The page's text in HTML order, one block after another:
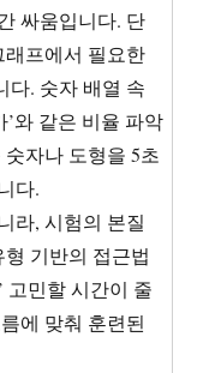
싸움입니다. 단
래프에서 필요한
다. 숫자 배열 속
’와 같은 비율 파악
자나 도형을 5초
다.
라, 시험의 본질
기반의 접근법
고민할 시간이 줄
에 맞춰 훈련된